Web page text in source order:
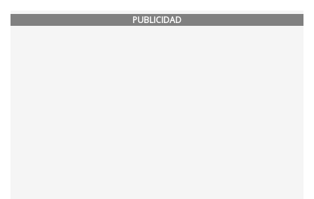
PUBLICIDAD